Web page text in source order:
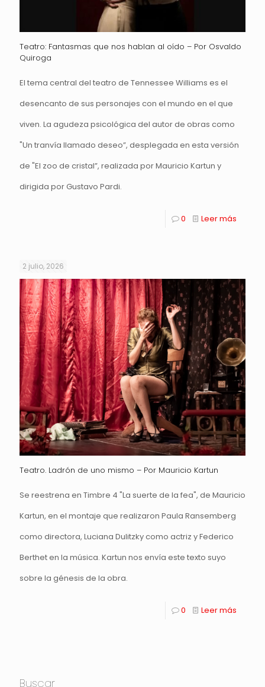
Teatro: Fantasmas que nos hablan al oído – Por Osvaldo
Quiroga
El tema central del teatro de Tennessee Williams es el
desencanto de sus personajes con el mundo en el que
viven. La agudeza psicológica del autor de obras como
"Un tranvía llamado deseo”, desplegada en esta versión
de "El zoo de cristal”, realizada por Mauricio Kartun y
dirigida por Gustavo Pardi.
0 Leer más
2 julio, 2026
Teatro. Ladrón de uno mismo – Por Mauricio Kartun
Se reestrena en Timbre 4 "La suerte de la fea", de Mauricio
Kartun, en el montaje que realizaron Paula Ransemberg
como directora, Luciana Dulitzky como actriz y Federico
Berthet en la música. Kartun nos envía este texto suyo
sobre la génesis de la obra.
0 Leer más
Buscar